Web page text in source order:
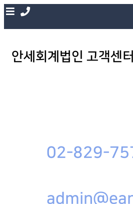
안세회계법인 고객센
02-829-